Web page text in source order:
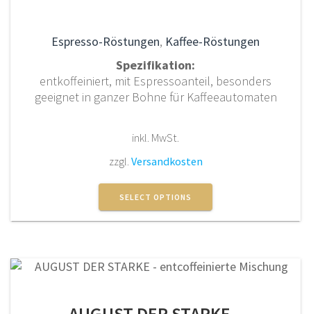
Espresso-Röstungen, Kaffee-Röstungen
Spezifikation:
entkoffeiniert, mit Espressoanteil, besonders
geeignet in ganzer Bohne für Kaffeeautomaten
inkl. MwSt.
zzgl. Versandkosten
SELECT OPTIONS
Dieses
weist
auf.
können